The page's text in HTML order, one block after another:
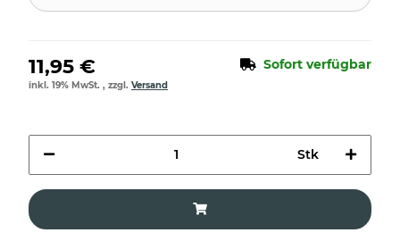
11,95 € Sofort verfügbar
inkl. 19% MwSt. , zzgl. Versand
Stk